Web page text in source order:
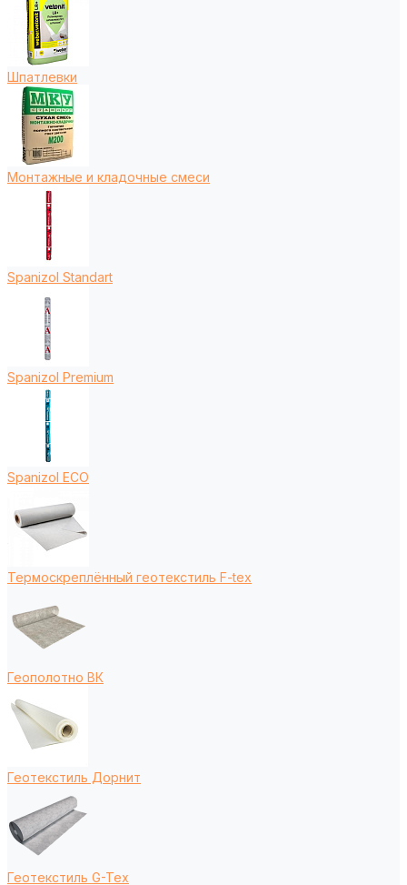
Шпатлевки
Монтажные и кладочные смеси
Spanizol Standart
Spanizol Premium
Spanizol ECO
Термоскреплённый геотекстиль F-tex
Геополотно ВК
Геотекстиль Дорнит
Геотекстиль G-Tex